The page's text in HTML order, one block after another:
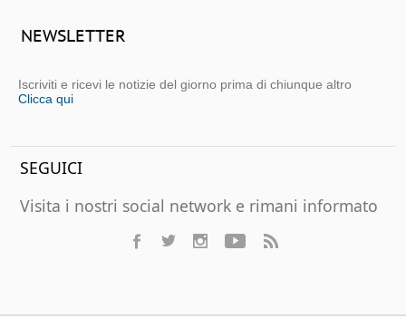
NEWSLETTER
Iscriviti e ricevi le notizie del giorno prima di chiunque altro
Clicca qui
SEGUICI
Visita i nostri social network e rimani informato